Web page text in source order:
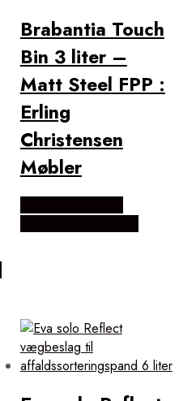
Brabantia Touch
Bin 3 liter –
Matt Steel FPP :
Erling
Christensen
Møbler